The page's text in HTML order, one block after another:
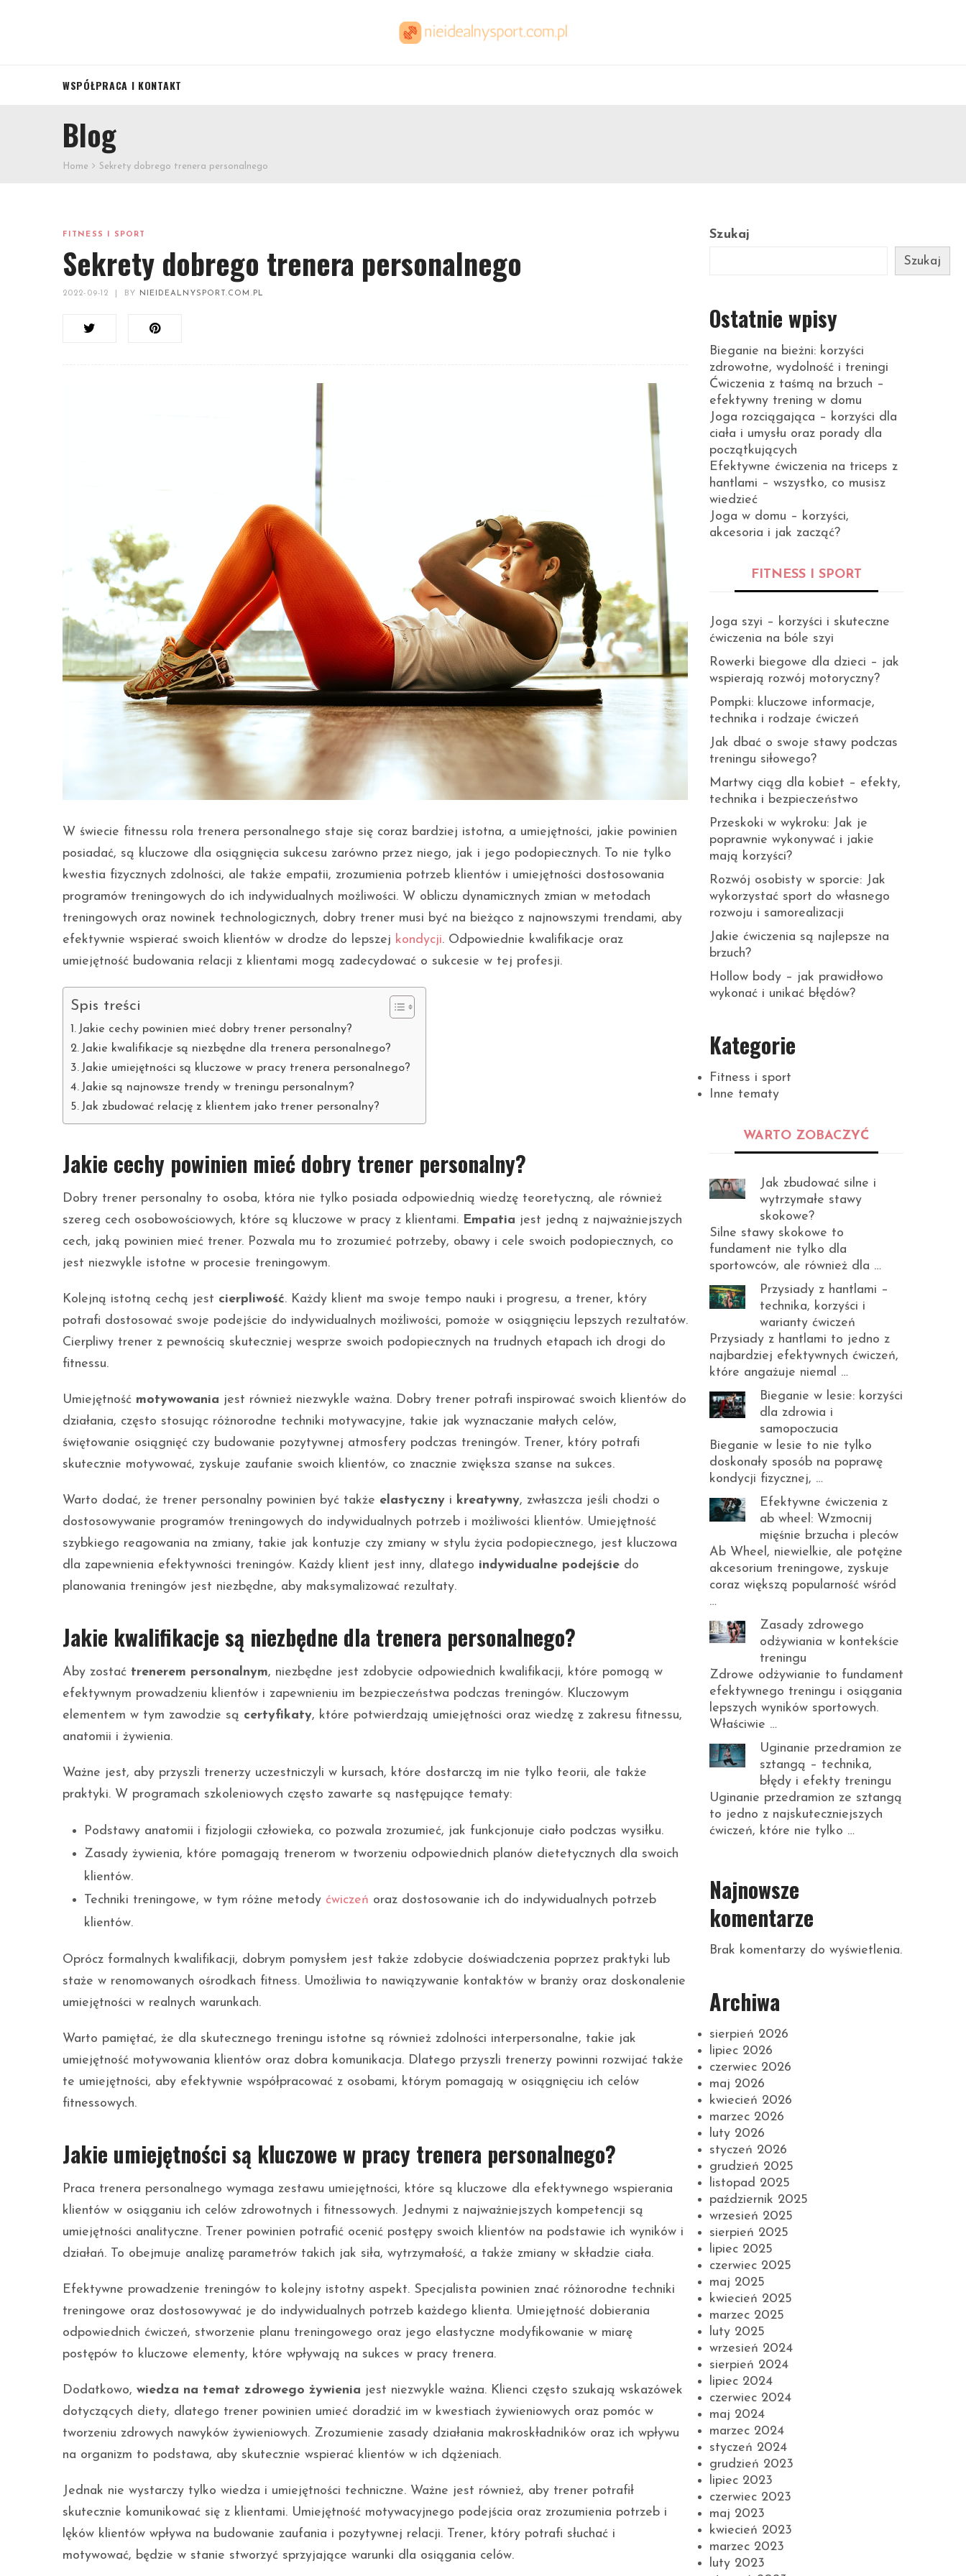
WSPÓŁPRACA I KONTAKT
Blog
Home Sekrety dobrego trenera personalnego
FITNESS I SPORT
Sekrety dobrego trenera personalnego
2022-09-12 BY NIEIDEALNYSPORT.COM.PL
W świecie fitnessu rola trenera personalnego staje się coraz bardziej istotna, a umiejętności, jakie powinien
posiadać, są kluczowe dla osiągnięcia sukcesu zarówno przez niego, jak i jego podopiecznych. To nie tylko
kwestia fizycznych zdolności, ale także empatii, zrozumienia potrzeb klientów i umiejętności dostosowania
programów treningowych do ich indywidualnych możliwości. W obliczu dynamicznych zmian w metodach
treningowych oraz nowinek technologicznych, dobry trener musi być na bieżąco z najnowszymi trendami, aby
efektywnie wspierać swoich klientów w drodze do lepszej kondycji. Odpowiednie kwalifikacje oraz
umiejętność budowania relacji z klientami mogą zadecydować o sukcesie w tej profesji.
Spis treści
Jakie cechy powinien mieć dobry trener personalny?
Jakie kwalifikacje są niezbędne dla trenera personalnego?
Jakie umiejętności są kluczowe w pracy trenera personalnego?
Jakie są najnowsze trendy w treningu personalnym?
Jak zbudować relację z klientem jako trener personalny?
Jakie cechy powinien mieć dobry trener personalny?
Dobry trener personalny to osoba, która nie tylko posiada odpowiednią wiedzę teoretyczną, ale również
szereg cech osobowościowych, które są kluczowe w pracy z klientami. Empatia jest jedną z najważniejszych
cech, jaką powinien mieć trener. Pozwala mu to zrozumieć potrzeby, obawy i cele swoich podopiecznych, co
jest niezwykle istotne w procesie treningowym.
Kolejną istotną cechą jest cierpliwość. Każdy klient ma swoje tempo nauki i progresu, a trener, który
potrafi dostosować swoje podejście do indywidualnych możliwości, pomoże w osiągnięciu lepszych rezultatów.
Cierpliwy trener z pewnością skuteczniej wesprze swoich podopiecznych na trudnych etapach ich drogi do
fitnessu.
Umiejętność motywowania jest również niezwykle ważna. Dobry trener potrafi inspirować swoich klientów do
działania, często stosując różnorodne techniki motywacyjne, takie jak wyznaczanie małych celów,
świętowanie osiągnięć czy budowanie pozytywnej atmosfery podczas treningów. Trener, który potrafi
skutecznie motywować, zyskuje zaufanie swoich klientów, co znacznie zwiększa szanse na sukces.
Warto dodać, że trener personalny powinien być także elastyczny i kreatywny, zwłaszcza jeśli chodzi o
dostosowywanie programów treningowych do indywidualnych potrzeb i możliwości klientów. Umiejętność
szybkiego reagowania na zmiany, takie jak kontuzje czy zmiany w stylu życia podopiecznego, jest kluczowa
dla zapewnienia efektywności treningów. Każdy klient jest inny, dlatego indywidualne podejście do
planowania treningów jest niezbędne, aby maksymalizować rezultaty.
Jakie kwalifikacje są niezbędne dla trenera personalnego?
Aby zostać trenerem personalnym, niezbędne jest zdobycie odpowiednich kwalifikacji, które pomogą w
efektywnym prowadzeniu klientów i zapewnieniu im bezpieczeństwa podczas treningów. Kluczowym
elementem w tym zawodzie są certyfikaty, które potwierdzają umiejętności oraz wiedzę z zakresu fitnessu,
anatomii i żywienia.
Ważne jest, aby przyszli trenerzy uczestniczyli w kursach, które dostarczą im nie tylko teorii, ale także
praktyki. W programach szkoleniowych często zawarte są następujące tematy:
Podstawy anatomii i fizjologii człowieka, co pozwala zrozumieć, jak funkcjonuje ciało podczas wysiłku.
Zasady żywienia, które pomagają trenerom w tworzeniu odpowiednich planów dietetycznych dla swoich
klientów.
Techniki treningowe, w tym różne metody ćwiczeń oraz dostosowanie ich do indywidualnych potrzeb
klientów.
Oprócz formalnych kwalifikacji, dobrym pomysłem jest także zdobycie doświadczenia poprzez praktyki lub
staże w renomowanych ośrodkach fitness. Umożliwia to nawiązywanie kontaktów w branży oraz doskonalenie
umiejętności w realnych warunkach.
Warto pamiętać, że dla skutecznego treningu istotne są również zdolności interpersonalne, takie jak
umiejętność motywowania klientów oraz dobra komunikacja. Dlatego przyszli trenerzy powinni rozwijać także
te umiejętności, aby efektywnie współpracować z osobami, którym pomagają w osiągnięciu ich celów
fitnessowych.
Jakie umiejętności są kluczowe w pracy trenera personalnego?
Praca trenera personalnego wymaga zestawu umiejętności, które są kluczowe dla efektywnego wspierania
klientów w osiąganiu ich celów zdrowotnych i fitnessowych. Jednymi z najważniejszych kompetencji są
umiejętności analityczne. Trener powinien potrafić ocenić postępy swoich klientów na podstawie ich wyników i
działań. To obejmuje analizę parametrów takich jak siła, wytrzymałość, a także zmiany w składzie ciała.
Efektywne prowadzenie treningów to kolejny istotny aspekt. Specjalista powinien znać różnorodne techniki
treningowe oraz dostosowywać je do indywidualnych potrzeb każdego klienta. Umiejętność dobierania
odpowiednich ćwiczeń, stworzenie planu treningowego oraz jego elastyczne modyfikowanie w miarę
postępów to kluczowe elementy, które wpływają na sukces w pracy trenera.
Dodatkowo, wiedza na temat zdrowego żywienia jest niezwykle ważna. Klienci często szukają wskazówek
dotyczących diety, dlatego trener powinien umieć doradzić im w kwestiach żywieniowych oraz pomóc w
tworzeniu zdrowych nawyków żywieniowych. Zrozumienie zasady działania makroskładników oraz ich wpływu
na organizm to podstawa, aby skutecznie wspierać klientów w ich dążeniach.
Jednak nie wystarczy tylko wiedza i umiejętności techniczne. Ważne jest również, aby trener potrafił
skutecznie komunikować się z klientami. Umiejętność motywacyjnego podejścia oraz zrozumienia potrzeb i
lęków klientów wpływa na budowanie zaufania i pozytywnej relacji. Trener, który potrafi słuchać i
motywować, będzie w stanie stworzyć sprzyjające warunki dla osiągania celów.
Szukaj
Szukaj
Ostatnie wpisy
Bieganie na bieżni: korzyści
zdrowotne, wydolność i treningi
Ćwiczenia z taśmą na brzuch –
efektywny trening w domu
Joga rozciągająca – korzyści dla
ciała i umysłu oraz porady dla
początkujących
Efektywne ćwiczenia na triceps z
hantlami – wszystko, co musisz
wiedzieć
Joga w domu – korzyści,
akcesoria i jak zacząć?
FITNESS I SPORT
Joga szyi – korzyści i skuteczne
ćwiczenia na bóle szyi
Rowerki biegowe dla dzieci – jak
wspierają rozwój motoryczny?
Pompki: kluczowe informacje,
technika i rodzaje ćwiczeń
Jak dbać o swoje stawy podczas
treningu siłowego?
Martwy ciąg dla kobiet – efekty,
technika i bezpieczeństwo
Przeskoki w wykroku: Jak je
poprawnie wykonywać i jakie
mają korzyści?
Rozwój osobisty w sporcie: Jak
wykorzystać sport do własnego
rozwoju i samorealizacji
Jakie ćwiczenia są najlepsze na
brzuch?
Hollow body – jak prawidłowo
wykonać i unikać błędów?
Kategorie
Fitness i sport
Inne tematy
WARTO ZOBACZYĆ
Jak zbudować silne i
wytrzymałe stawy
skokowe?
Silne stawy skokowe to
fundament nie tylko dla
sportowców, ale również dla …
Przysiady z hantlami –
technika, korzyści i
warianty ćwiczeń
Przysiady z hantlami to jedno z
najbardziej efektywnych ćwiczeń,
które angażuje niemal …
Bieganie w lesie: korzyści
dla zdrowia i
samopoczucia
Bieganie w lesie to nie tylko
doskonały sposób na poprawę
kondycji fizycznej, …
Efektywne ćwiczenia z
ab wheel: Wzmocnij
mięśnie brzucha i pleców
Ab Wheel, niewielkie, ale potężne
akcesorium treningowe, zyskuje
coraz większą popularność wśród
…
Zasady zdrowego
odżywiania w kontekście
treningu
Zdrowe odżywianie to fundament
efektywnego treningu i osiągania
lepszych wyników sportowych.
Właściwie …
Uginanie przedramion ze
sztangą – technika,
błędy i efekty treningu
Uginanie przedramion ze sztangą
to jedno z najskuteczniejszych
ćwiczeń, które nie tylko …
Najnowsze
komentarze
Brak komentarzy do wyświetlenia.
Archiwa
sierpień 2026
lipiec 2026
czerwiec 2026
maj 2026
kwiecień 2026
marzec 2026
luty 2026
styczeń 2026
grudzień 2025
listopad 2025
październik 2025
wrzesień 2025
sierpień 2025
lipiec 2025
czerwiec 2025
maj 2025
kwiecień 2025
marzec 2025
luty 2025
wrzesień 2024
sierpień 2024
lipiec 2024
czerwiec 2024
maj 2024
marzec 2024
styczeń 2024
grudzień 2023
lipiec 2023
czerwiec 2023
maj 2023
kwiecień 2023
marzec 2023
luty 2023